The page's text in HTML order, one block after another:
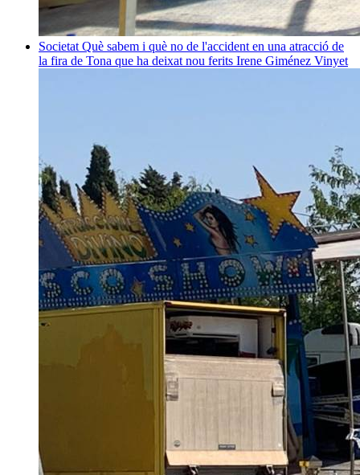
Societat Què sabem i què no de l'accident en una atracció de
la fira de Tona que ha deixat nou ferits Irene Giménez Vinyet